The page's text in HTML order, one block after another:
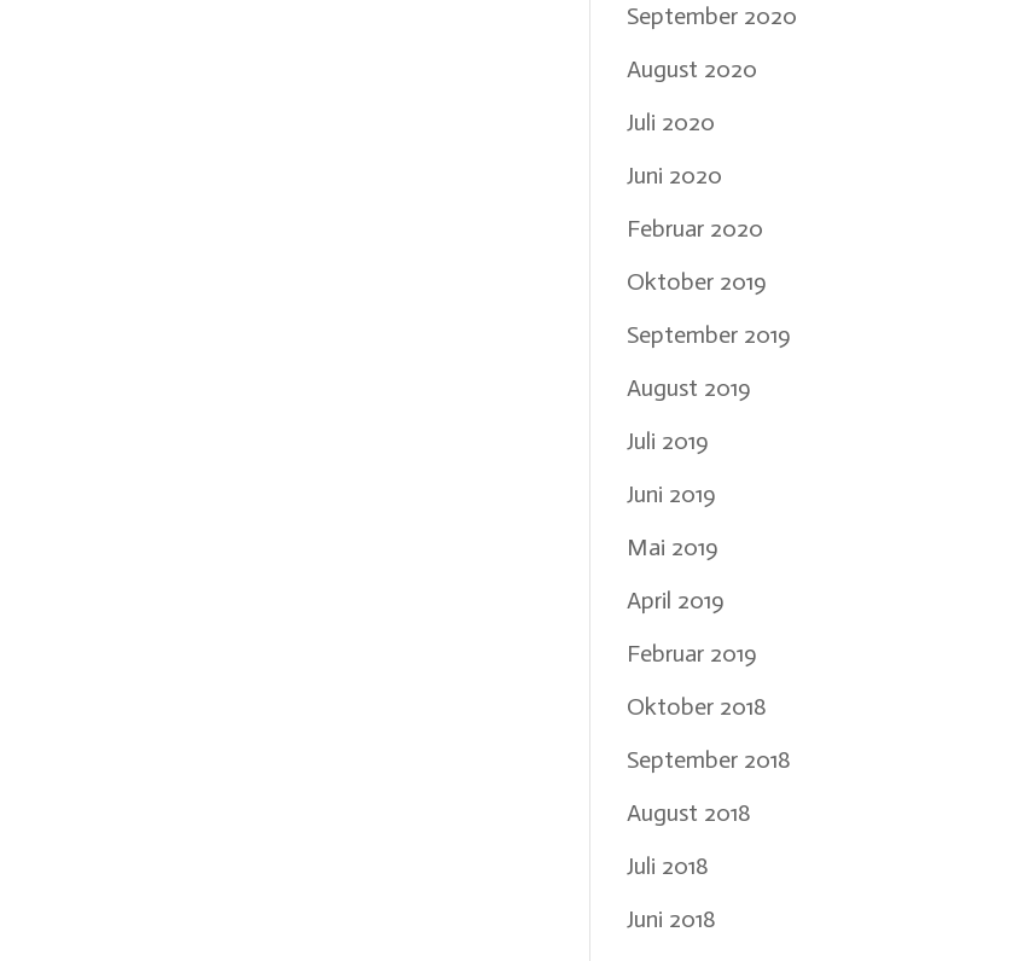
September 2020
August 2020
Juli 2020
Juni 2020
Februar 2020
Oktober 2019
September 2019
August 2019
Juli 2019
Juni 2019
Mai 2019
April 2019
Februar 2019
Oktober 2018
September 2018
August 2018
Juli 2018
Juni 2018